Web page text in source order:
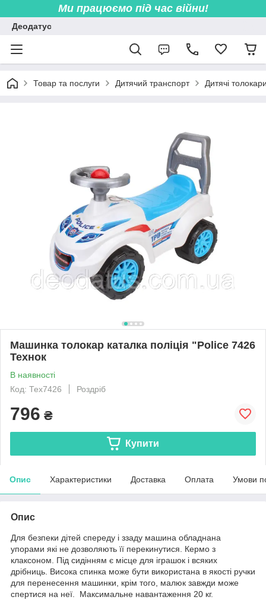
Ми працюємо під час війни!
Деодатус
Товар та послуги Дитячий транспорт Дитячі
Машинка толокар каталка поліція "Police 7426
Технок
В наявності
Код: Тех7426
Роздріб
796 ₴
Купити
Опис Характеристики Доставка Оплата Умови
Опис
Для безпеки дітей спереду і ззаду машина обладнана
упорами які не дозволяють її перекинутися. Кермо з
клаксоном. Під сидінням є місце для іграшок і всяких
дрібниць. Висока спинка може бути використана в якості ручки
для перенесення машинки, крім того, малюк завжди може
спертися на неї. Максимальне навантаження 20 кг.